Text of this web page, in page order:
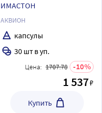
ИМАСТОН
АКВИОН
капсулы
30 шт в уп.
Цена: 1707.78 10
1 537₽
Купить